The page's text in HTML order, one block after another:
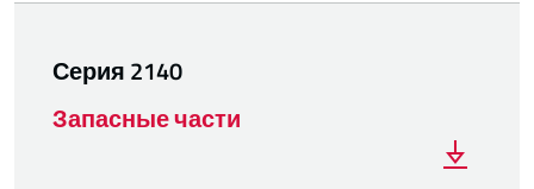
Серия 2140
Запасные части